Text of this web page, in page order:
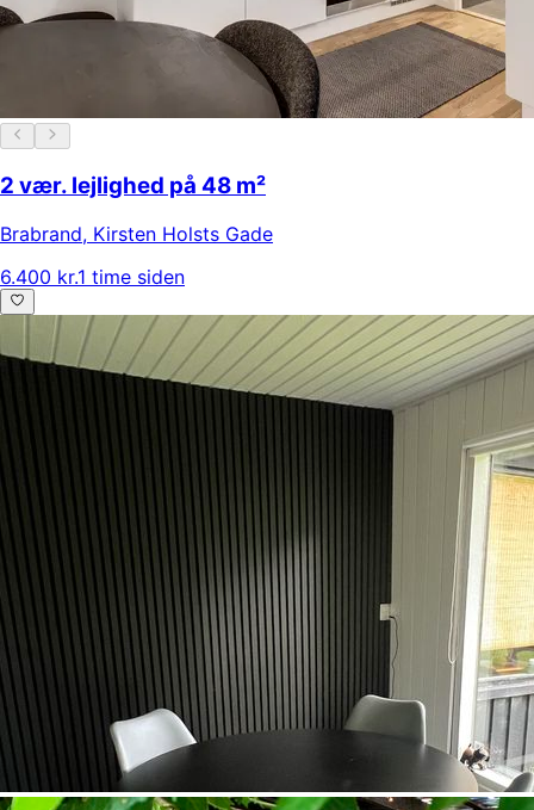
2 vær. lejlighed på 48 m²
Brabrand, Kirsten Holsts Gade
6.400 kr.1 time siden